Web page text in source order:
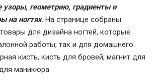
геометрию, градиенты и
на ногтях. На странице собраны
для дизайна ногтей, которые
работы, так и для домашнего
кисть, кисть для бровей, магнит для
маникюра.